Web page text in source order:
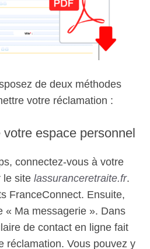
de deux méthodes
votre réclamation :
espace personnel
connectez-vous à votre
le site lassuranceretraite.fr.
FranceConnect. Ensuite,
« Ma messagerie ». Dans
de contact en ligne fait
réclamation. Vous pouvez y